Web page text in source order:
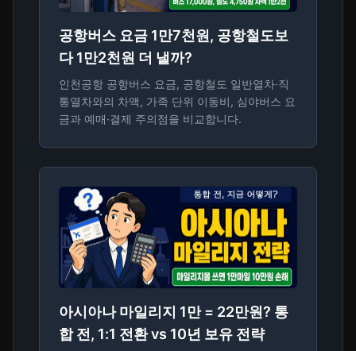
공항버스 요금 1만7천원, 공항철도보
다 1만2천원 더 낼까?
인천공항 공항버스 요금, 공항철도 일반열차·직
통열차와의 차액, 가족 단위 이동비, 심야버스 요
금과 예매·결제 주의점을 비교합니다.
아시아나 마일리지 1만 = 22만원? 통
합 전, 1:1 전환 vs 10년 보유 전략